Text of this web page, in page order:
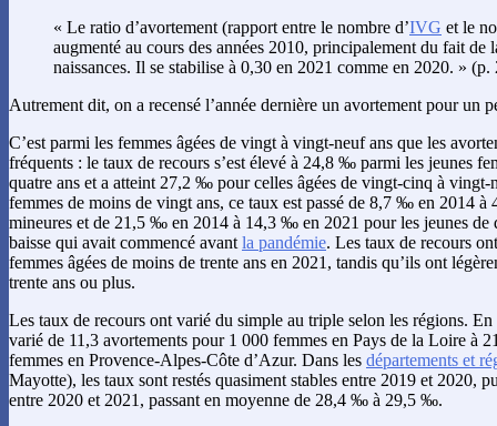
« Le ratio d’avortement (rapport entre le nombre d’IVG et le
augmenté au cours des années 2010, principalement du fait de
naissances. Il se stabilise à 0,30 en 2021 comme en 2020. » (p.
Autrement dit, on a recensé l’année dernière un avortement pour un
C’est parmi les femmes âgées de vingt à vingt-neuf ans que les
fréquents : le taux de recours s’est élevé à 24,8 ‰ parmi les jeunes
quatre ans et a atteint 27,2 ‰ pour celles âgées de vingt-cinq à vingt-
femmes de moins de vingt ans, ce taux est passé de 8,7 ‰ en 2014
mineures et de 21,5 ‰ en 2014 à 14,3 ‰ en 2021 pour les jeunes de
baisse qui avait commencé avant la pandémie. Les taux de recours
femmes âgées de moins de trente ans en 2021, tandis qu’ils ont
trente ans ou plus.
Les taux de recours ont varié du simple au triple selon les régions.
varié de 11,3 avortements pour 1 000 femmes en Pays de la Loire à
femmes en Provence-Alpes-Côte d’Azur. Dans les départements et
Mayotte), les taux sont restés quasiment stables entre 2019 et 2020,
entre 2020 et 2021, passant en moyenne de 28,4 ‰ à 29,5 ‰.